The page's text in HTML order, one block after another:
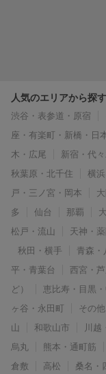
人気のエリアから探す
渋谷・表参道・原宿
座・有楽町・新橋・日
木・広尾
新宿・代
秋葉原・北千住
横
戸・三ノ宮・岡本
多
仙台 那覇
松戸・流山
天神・
秋田・横手
青森・
平・青葉台
西宮・
ど）
恵比寿・目黒
ヶ谷・永田町
その
山
和歌山市 川
烏丸
熊本・通町筋
倉敷
高松 桑名・